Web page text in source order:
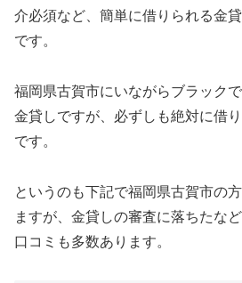
介必須など、簡単に借りられる金
です。
福岡県古賀市にいながらブラック
金貸しですが、必ずしも絶対に借
です。
というのも下記で福岡県古賀市の
ますが、金貸しの審査に落ちたな
口コミも多数あります。